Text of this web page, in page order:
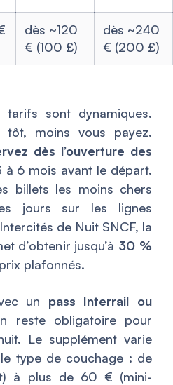
dès ~120
€ (100 £)
dès ~240
€ (200 £)
tarifs sont dynamiques.
tôt, moins vous payez.
dès l’ouverture des
à 6 mois avant le départ.
billets les moins chers
jours sur les lignes
de Nuit SNCF, la
d’obtenir jusqu’à 30 %
plafonnés.
un pass Interrail ou
reste obligatoire pour
Le supplément varie
type de couchage : de
à plus de 60 € (mini-